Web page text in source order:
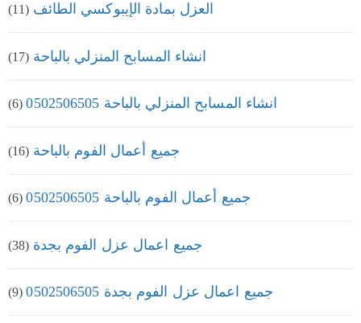
العزل بمادة الإيبوكسي الطائف (11)
انشاء المسابح المنزلي بالباحة (17)
انشاء المسابح المنزلي بالباحة 0502506505 (6)
جميع أعمال الفوم بالباحة (16)
جميع أعمال الفوم بالباحة 0502506505 (6)
جميع اعمال عزل الفوم بجدة (38)
جميع اعمال عزل الفوم بجدة 0502506505 (9)